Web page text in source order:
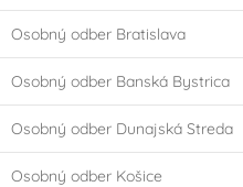
Osobný odber Bratislava
Osobný odber Banská Bystrica
Osobný odber Dunajská Streda
Osobný odber Košice